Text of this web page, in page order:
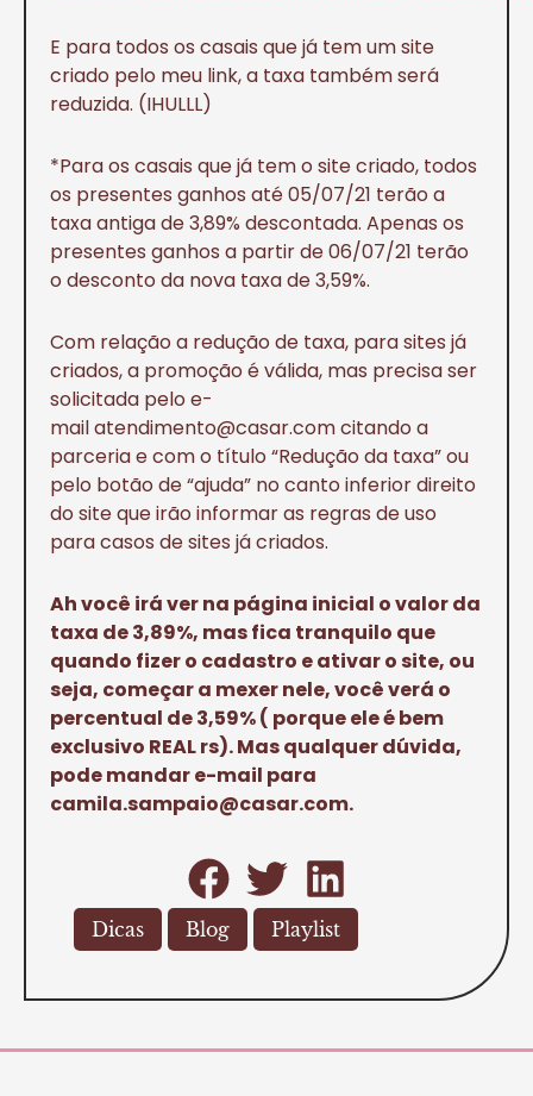
E para todos os casais que já tem um site
criado pelo meu link, a taxa também será
reduzida. (IHULLL)
*Para os casais que já tem o site criado, todos
os presentes ganhos até 05/07/21 terão a
taxa antiga de 3,89% descontada. Apenas os
presentes ganhos a partir de 06/07/21 terão
o desconto da nova taxa de 3,59%.
Com relação a redução de taxa, para sites já
criados, a promoção é válida, mas precisa ser
solicitada pelo e-
mail atendimento@casar.com citando a
parceria e com o título “Redução da taxa” ou
pelo botão de “ajuda” no canto inferior direito
do site que irão informar as regras de uso
para casos de sites já criados.
Ah você irá ver na página inicial o valor da
taxa de 3,89%, mas fica tranquilo que
quando fizer o cadastro e ativar o site, ou
seja, começar a mexer nele, você verá o
percentual de 3,59% ( porque ele é bem
exclusivo REAL rs). Mas qualquer dúvida,
pode mandar e-mail para
camila.sampaio@casar.com.
Dicas Blog Playlist